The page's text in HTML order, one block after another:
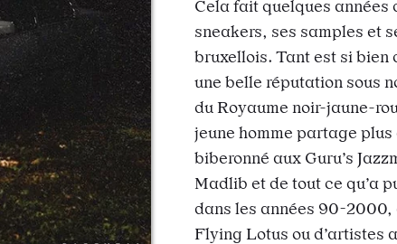
Cela fait quelques années
sneakers, ses samples et
bruxellois. Tant est si bien
une belle réputation sous
du Royaume noir-jaune-
jeune homme partage
biberonné aux Guru’s
Madlib et de tout ce qu’a
dans les années 90-2000,
Flying Lotus ou d’artistes